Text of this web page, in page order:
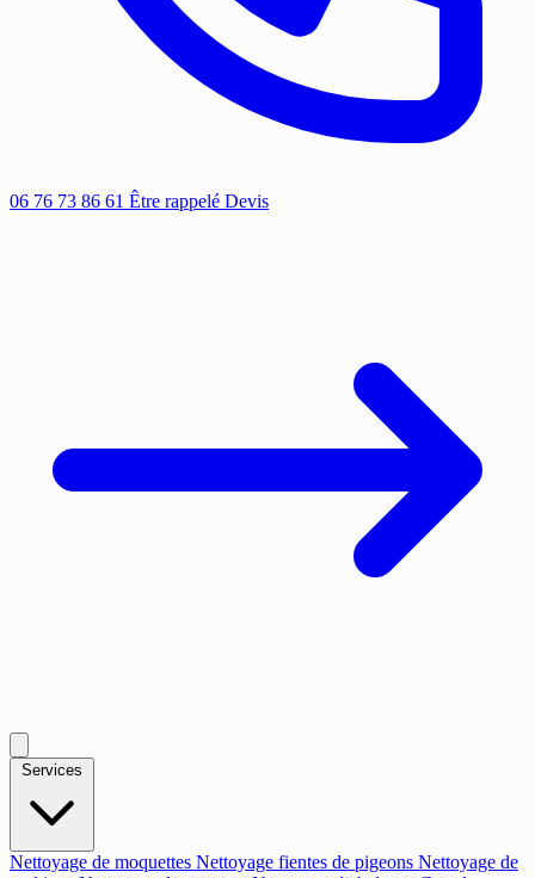
06 76 73 86 61 Être rappelé Devis
Nettoyage de moquettes Nettoyage fientes de pigeons Nettoyage de